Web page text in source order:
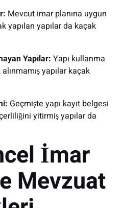
Mevcut imar planına uygun
yapılan yapılar da kaçak
Yapılar: Yapı kullanma
yapılar kaçak
Geçmişte yapı kayıt belgesi
yitirmiş yapılar da
İmar
Mevzuat